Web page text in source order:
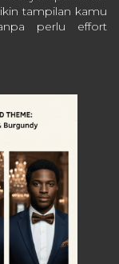
tampilan kamu
perlu effort